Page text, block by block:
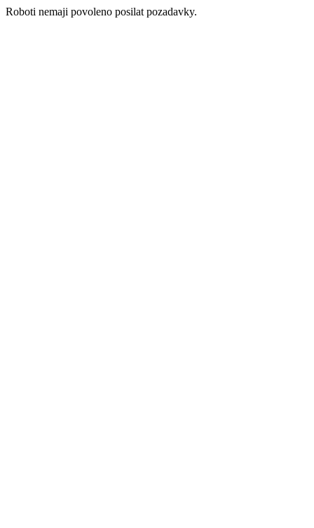
Roboti nemaji povoleno posilat pozadavky.